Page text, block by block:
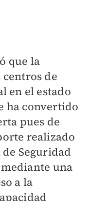
que la
centros de
en el estado
ha convertido
pues de
realizado
Seguridad
mediante una
a la